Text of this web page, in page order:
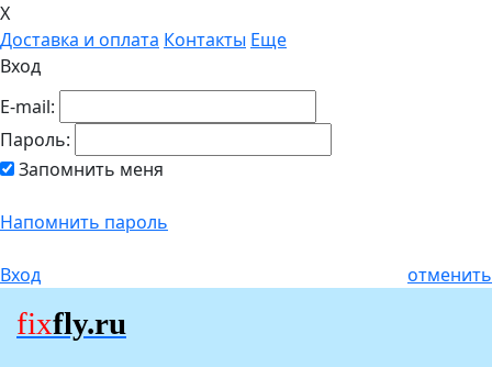
X
Доставка и оплата Контакты Еще
Вход
E-mail:
Пароль:
Запомнить меня
Напомнить пароль
Вход отменить
fixfly.ru